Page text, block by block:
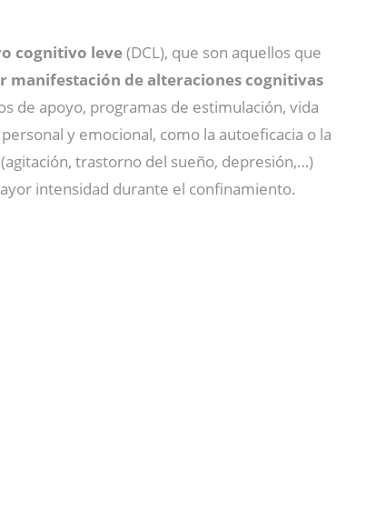
cognitivo leve(DCL), que son aquellos que
manifestación de alteraciones cognitivas
de apoyo, programas de estimulación, vida
y emocional, como la autoeficacia o la
(agitación, trastorno del sueño, depresión,…)
intensidad durante el confinamiento.